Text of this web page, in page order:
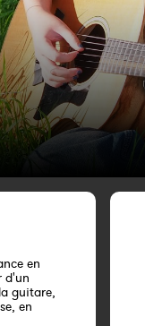
en
d'un
guitare,
en